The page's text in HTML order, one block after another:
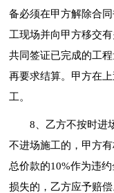
备必须在甲方解除合
工现场并向甲方移交
共同签证已完成的工
再要求结算。甲方在
工。
8、乙方不按时进
不进场施工的，甲方
总价款的10%作为违
损失的，乙方应予赔偿